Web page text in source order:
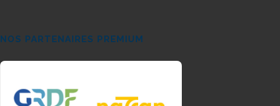
NOS PARTENAIRES PREMIUM